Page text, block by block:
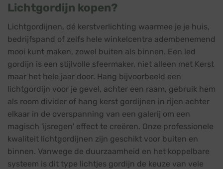
Lichtgordijn kopen?
Lichtgordijnen, dé kerstverlichting waarmee je je huis,
bedrijfspand of zelfs hele winkelcentra adembenemend
mooi kunt maken, zowel buiten als binnen. Een led
gordijn is een stijlvolle sfeermaker, niet alleen met Kerst
maar het hele jaar door. Hang bijvoorbeeld een
lichtgordijn voor je gevel, achter een raam, gebruik hem
als room divider of hang kerst gordijnen in rijen achter
elkaar in de overspanning van een galerij om een
magisch 'ijsregen' effect te creëren. Onze professionele
kwaliteit lichtgordijnen zijn geschikt voor buiten en
binnen. Vanwege de duurzaamheid en het koppelbare
systeem is dit type lichtjes gordijn de keuze van vele